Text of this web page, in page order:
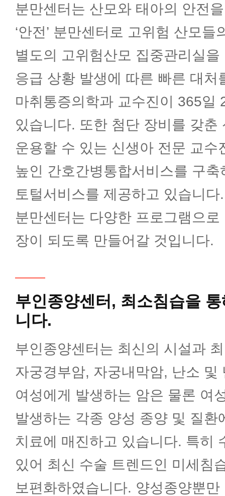
외과(갑상선암센터)
외과(유방암센터)
외과(대장항문)
외과(간담췌)
성형외과
소아청소년과
재활의학과
정신건강의학과
가정의학과
마취통증의학과
영상의학과
분만센터는 산모와 태아의 안전
‘안전’ 분만센터로 고위험 산모
별도의 고위험산모 집중관리실
응급 상황 발생에 따른 빠른 대처
마취통증의학과 교수진이 365일
있습니다. 또한 첨단 장비를 갖춘
운용할 수 있는 신생아 전문 교수
높인 간호간병통합서비스를 구
토털서비스를 제공하고 있습니
분만센터는 다양한 프로그램으
장이 되도록 만들어갈 것입니다.
부인종양센터, 최소침습을
니다.
부인종양센터는 최신의 시설과
자궁경부암, 자궁내막암, 난소 및
여성에게 발생하는 암은 물론 여
발생하는 각종 양성 종양 및 질환
치료에 매진하고 있습니다. 특히
있어 최신 수술 트렌드인 미세침
보편화하였습니다. 양성종양뿐